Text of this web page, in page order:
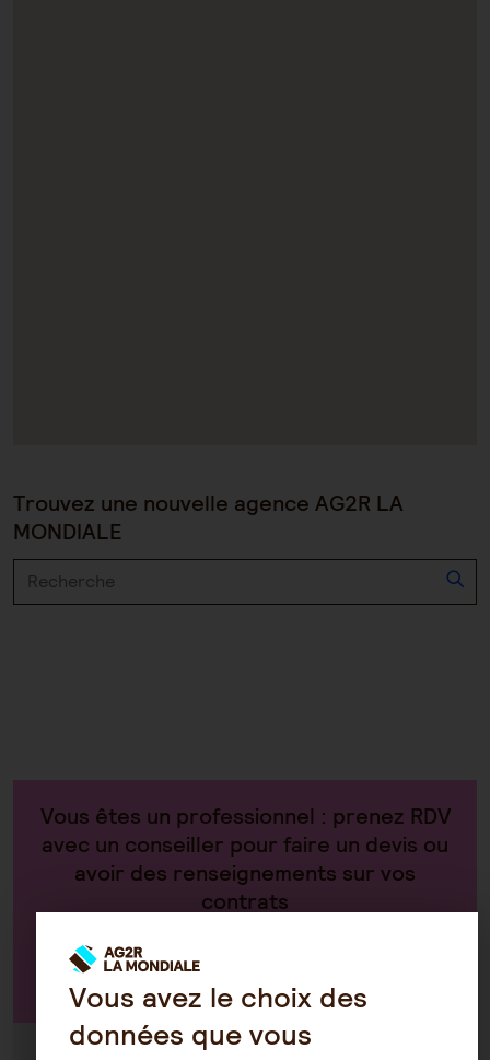
Trouvez une nouvelle agence AG2R LA
MONDIALE
Vous êtes un professionnel : prenez RDV
avec un conseiller pour faire un devis ou
avoir des renseignements sur vos
contrats
Par téléphone au 0970 808 808
Du lundi au vendredi de 8h30 à 18h30
Vous avez le choix des
données que vous